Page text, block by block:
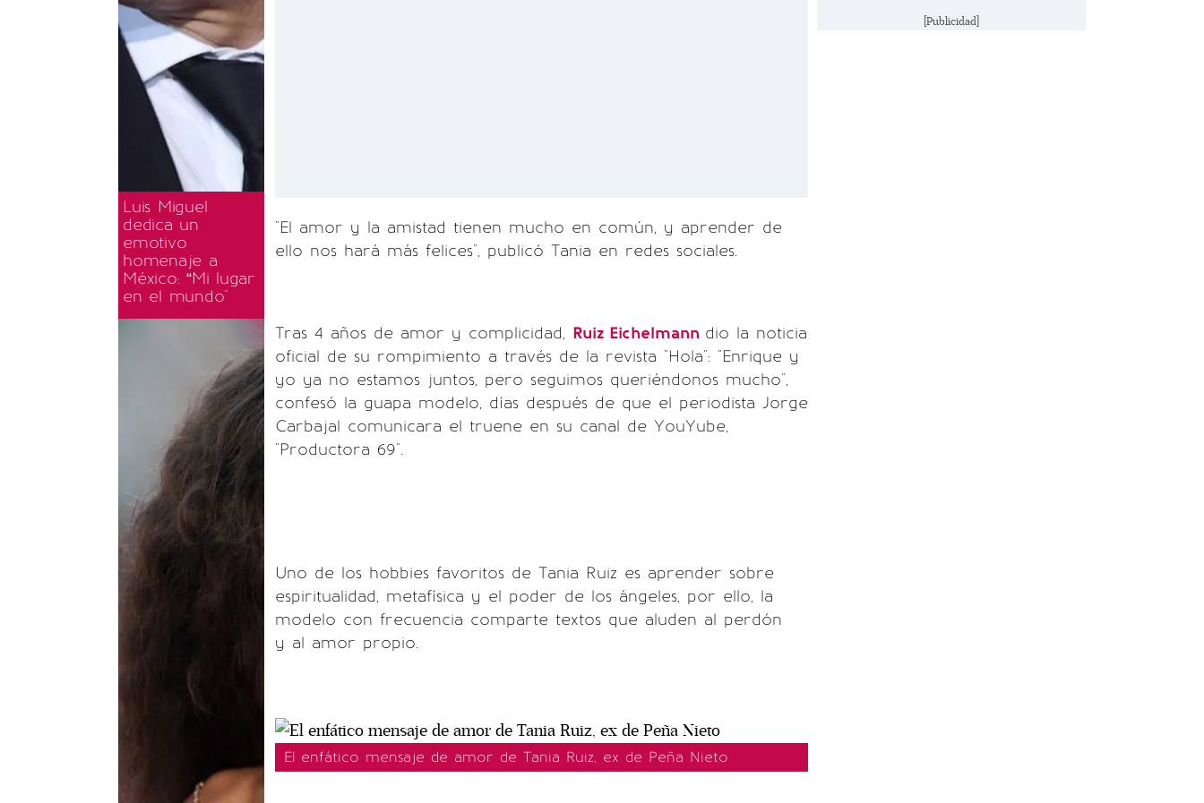
Luis Miguel
dedica un
emotivo
homenaje a
México: “Mi lugar
en el mundo"
"El amor y la amistad tienen mucho en común, y aprender de
ello nos hará más felices", publicó Tania en redes sociales.
Tras 4 años de amor y complicidad, Ruiz Eichelmann dio la noticia
oficial de su rompimiento a través de la revista "Hola": "Enrique y
yo ya no estamos juntos, pero seguimos queriéndonos mucho",
confesó la guapa modelo, días después de que el periodista Jorge
Carbajal comunicara el truene en su canal de YouYube,
"Productora 69".
Uno de los hobbies favoritos de Tania Ruiz es aprender sobre
espiritualidad, metafísica y el poder de los ángeles, por ello, la
modelo con frecuencia comparte textos que aluden al perdón
y al amor propio.
El enfático mensaje de amor de Tania Ruiz, ex de Peña Nieto
[Publicidad]